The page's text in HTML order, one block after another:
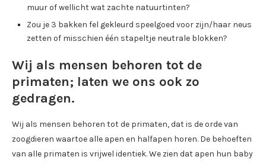
muur of wellicht wat zachte natuurtinten?
Zou je 3 bakken fel gekleurd speelgoed voor zijn/haar neus
zetten of misschien één stapeltje neutrale blokken?
Wij als mensen behoren tot de
primaten; laten we ons ook zo
gedragen.
Wij als mensen behoren tot de primaten, dat is de orde van
zoogdieren waartoe alle apen en halfapen horen. De behoeften
van alle primaten is vrijwel identiek. We zien dat apen hun baby